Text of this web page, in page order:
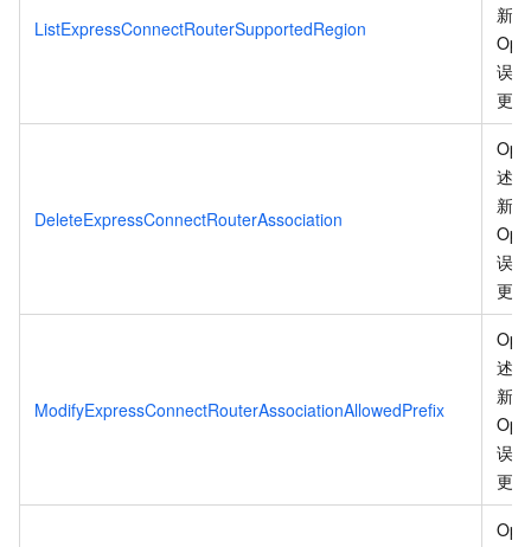
ListExpressConnectRouterSupportedRegion
新、
误
更
DeleteExpressConnectRouterAssociation
述
新、
误
更
ModifyExpressConnectRouterAssociationAllowedPrefix
述
新、
误
更